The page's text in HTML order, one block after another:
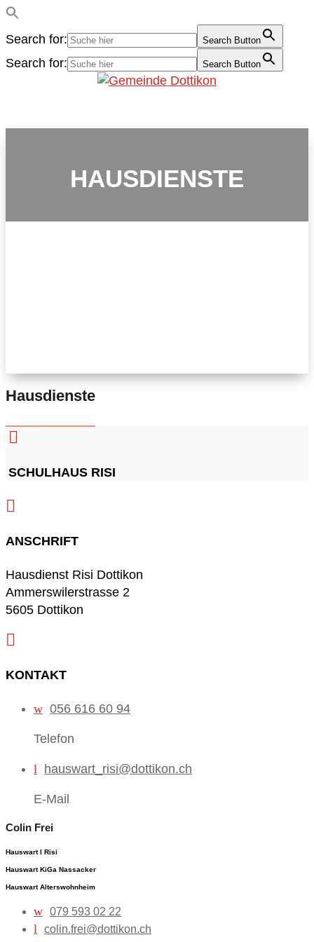
Search for: Search Button
Search for: Search Button
HAUSDIENSTE
Hausdienste

SCHULHAUS RISI

ANSCHRIFT
Hausdienst Risi Dottikon
Ammerswilerstrasse 2
5605 Dottikon

KONTAKT
w 056 616 60 94
Telefon
l hauswart_risi@dottikon.ch
E-Mail
Colin Frei
Hauswart I Risi
Hauswart KiGa Nassacker
Hauswart Alterswohnheim
w 079 593 02 22
l colin.frei@dottikon.ch